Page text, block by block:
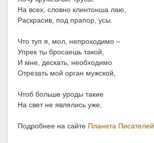
На всех, словно клинтонша лаю,
Раскрасив, под прапор, усы.
Что туп я, мол, непроходимо –
Упрек ты бросаешь такой,
И мне, дескать, необходимо
Отрезать мой орган мужской,
Чтоб больше уроды такие
На свет не являлись уже,
Подробнее на сайте Планета Писателей